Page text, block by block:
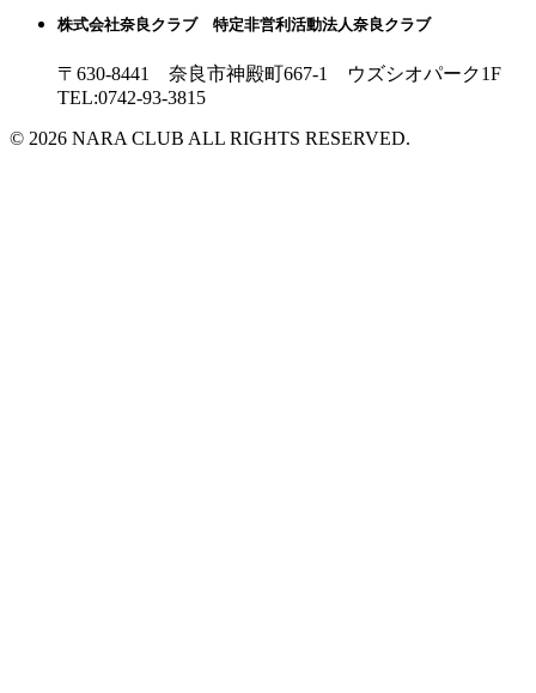
株式会社奈良クラブ 特定非営利活動法人奈良クラブ
〒630-8441 奈良市神殿町667-1
ウズシオパーク1F
TEL:0742-93-3815
© 2026 NARA CLUB ALL RIGHTS RESERVED.